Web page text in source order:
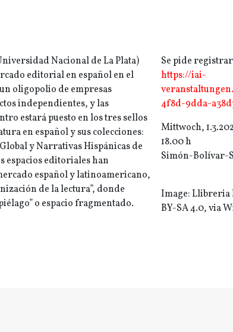
Nacional de La Plata)
editorial en español en el
oligopolio de empresas
independientes, y las
estará puesto en los tres sellos
en español y sus colecciones:
y Narrativas Hispánicas de
espacios editoriales han
español y latinoamericano,
de la lectura”, donde
o espacio fragmentado.
Se pide
https://iai-
4f8d-9dda-
Mittwoch,
18.00 h
Simón-Bolívar-
Image: Llibreria
BY-SA 4.0, via